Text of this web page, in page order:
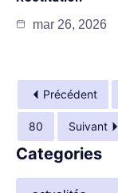
mar 26, 2026
Précédent
80 Suivant
Categories